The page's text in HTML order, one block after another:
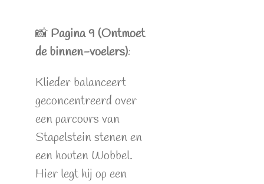
📸 Pagina 9 (Ontmoet
de binnen-voelers):
Klieder balanceert
geconcentreerd over
een parcours van
Stapelstein stenen en
een houten Wobbel.
Hier legt hij op een